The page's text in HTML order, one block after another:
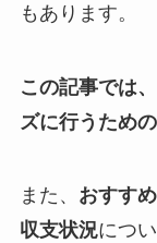
もあります。
この記事では
ズに行うため
また、 おすす
収支状況につ